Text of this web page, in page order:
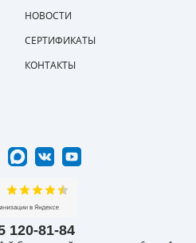
120-81-84
НОВОСТИ
СЕРТИФИКАТЫ
КОНТАКТЫ